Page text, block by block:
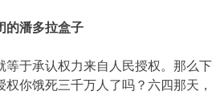
的潘多拉盒子
于承认权力来自人民授权。那么
你饿死三千万人了吗？六四那天